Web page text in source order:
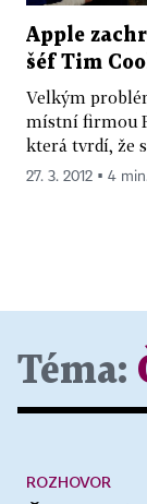
Apple
šéf Tim
Velkým
místní firmou
která tvrdí, že
27. 3. 2012 ▪ 4
Téma:
ROZHOVOR